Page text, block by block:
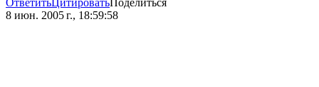
Ответить Цитировать Поделиться
8 июн. 2005 г., 18:59:58